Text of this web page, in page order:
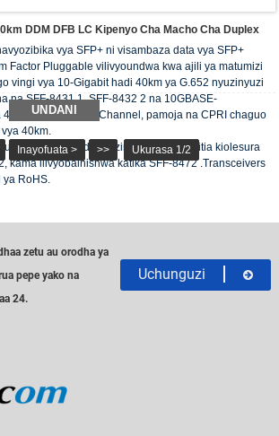
DDM DFB LC Kipenyo Cha Macho Cha Duplex
vya SFP+ ni visambaza data vya SFP+
Factor Pluggable vilivyoundwa kwa ajili ya matumizi
vingi vya 10-Gigabit hadi 40km ya G.652 nyuzinyuzi
na SFF-8431 1, SFF-8432 2 na 10GBASE-
4x, 8x na 10x Fiber Channel, pamoja na CPRI chaguo
40km.
uchunguzi wa kidijitali zinapatikana kupitia kiolesura
kama ilivyobainishwa katika SFF-8472 .Transceivers
RoHS.
UNDANI
Inayofuata > >> Ukurasa 1/2
zetu au orodha ya
pepe yako na
24.
Uchunguzi